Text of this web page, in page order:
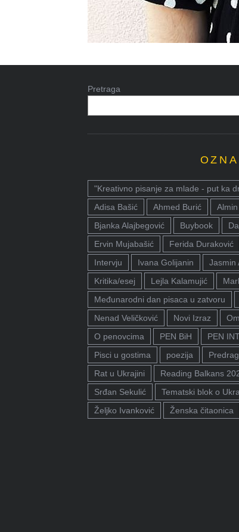
Pretraga
"Kreativno pisanje za mlade - put ka
Adisa Bašić
Ahmed Burić
Bjanka Alajbegović
Buybook
Ervin Mujabašić
Ferida Duraković
Intervju
Ivana Golijanin Jasmin
Kritika/esej
Lejla Kalamujić
Međunarodni dan pisaca u zatvoru
Nenad Veličković
Novi Izraz
O penovcima
PEN BiH
PEN
Pisci u gostima
poezija
Rat u Ukrajini
Reading Balkans
Srđan Sekulić
Tematski blok o
Željko Ivanković
Ženska čitaonica